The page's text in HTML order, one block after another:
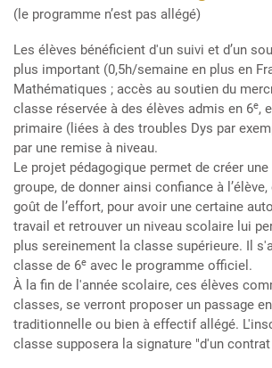
(le programme n’est pas allégé)
Les élèves bénéficient d'un suivi et d’un
plus important (0,5h/semaine en plus en
Mathématiques ; accès au soutien du
classe réservée à des élèves admis en 6e,
primaire (liées à des troubles Dys par
par une remise à niveau.
Le projet pédagogique permet de créer
groupe, de donner ainsi confiance à
goût de l’effort, pour avoir une certaine
travail et retrouver un niveau scolaire lui
plus sereinement la classe supérieure. Il
classe de 6e avec le programme officiel.
À la fin de l'année scolaire, ces élèves
classes, se verront proposer un passage
traditionnelle ou bien à effectif allégé.
classe supposera la signature "d'un contrat